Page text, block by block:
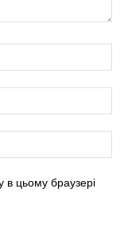
в цьому браузері